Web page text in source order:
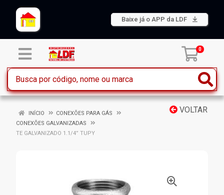
Baixe já o APP da LDF
0
VOLTAR
INÍCIO
CONEXÕES PARA GÁS
CONEXÕES GALVANIZADAS
TE GALVANIZADO 1.1/4” TUPY